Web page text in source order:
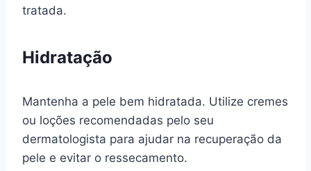
tratada.
Hidratação
Mantenha a pele bem hidratada. Utilize cremes
ou loções recomendadas pelo seu
dermatologista para ajudar na recuperação da
pele e evitar o ressecamento.